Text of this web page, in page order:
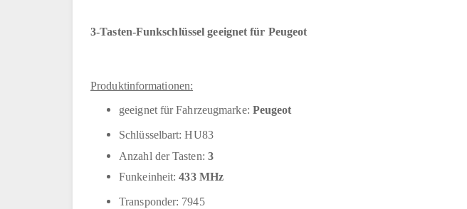
3-Tasten-Funkschlüssel geeignet für Peugeot
Produktinformationen:
geeignet für Fahrzeugmarke: Peugeot
Schlüsselbart: HU83
Anzahl der Tasten: 3
Funkeinheit:433 MHz
Transponder: 7945